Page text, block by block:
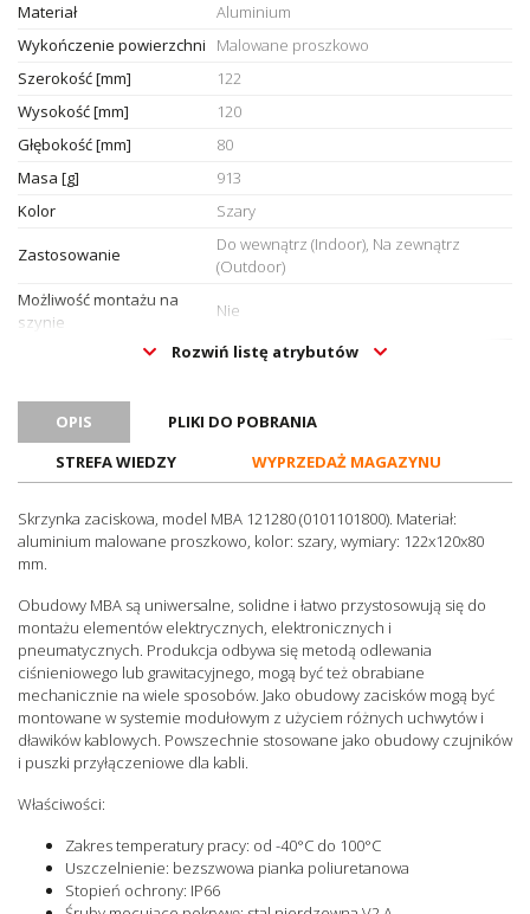
Materiał
Aluminium
Wykończenie powierzchni
Malowane proszkowo
Szerokość [mm]
122
Wysokość [mm]
120
Głębokość [mm]
80
Masa [g]
913
Kolor
Szary
Zastosowanie
Do wewnątrz (Indoor), Na zewnątrz
(Outdoor)
Możliwość montażu na
szynie
Nie
Do montażu ściennego
Tak
Z otworami wentylacyjnymi Nie
Z przetłoczeniami
Zakres temperatury pracy
[°C]
Stopień ochrony (IP)
IP66
Certyfikat ATEX
Nie
Certyfikat RoHS
Tak
Certyfikaty
REACH
Jednostka sprzedażowa
Sztuki
Rozwiń listę atrybutów
OPIS
PLIKI DO POBRANIA
STREFA WIEDZY
WYPRZEDAŻ MAGAZYNU
Skrzynka zaciskowa, model MBA 121280 (0101101800). Materiał:
aluminium malowane proszkowo, kolor: szary, wymiary: 122x120x80
mm.
Obudowy MBA są uniwersalne, solidne i łatwo przystosowują się do
montażu elementów elektrycznych, elektronicznych i
pneumatycznych. Produkcja odbywa się metodą odlewania
ciśnieniowego lub grawitacyjnego, mogą być też obrabiane
mechanicznie na wiele sposobów. Jako obudowy zacisków mogą być
montowane w systemie modułowym z użyciem różnych uchwytów i
dławików kablowych. Powszechnie stosowane jako obudowy czujników
i puszki przyłączeniowe dla kabli.
Właściwości:
Zakres temperatury pracy: od -40°C do 100°C
Uszczelnienie: bezszwowa pianka poliuretanowa
Stopień ochrony: IP66